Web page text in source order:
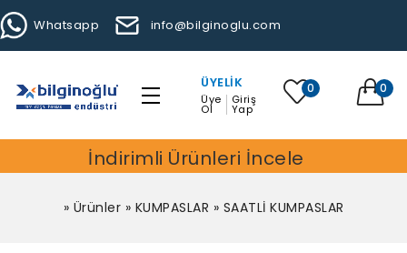
Whatsapp info@bilginoglu.com
ÜYELIK
Üye
Ol
Giriş
Yap
0 0
İndirimli Ürünleri İncele
» Ürünler » KUMPASLAR » SAATLİ KUMPASLAR